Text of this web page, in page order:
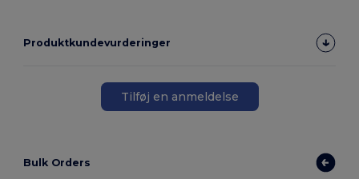
Produktkundevurderinger
Tilføj en anmeldelse
Bulk Orders